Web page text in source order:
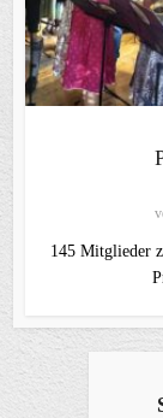
145 Mitglieder